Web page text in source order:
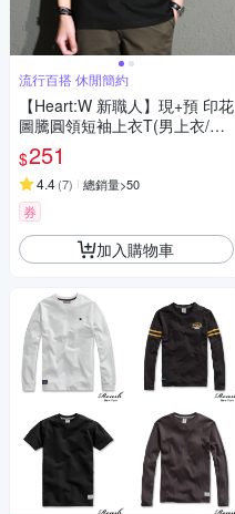
流行百搭 休閒簡約
【Heart:W 新職人】現+預 印花
圖騰圓領短袖上衣T(男上衣/休
閒/舒適/T恤)
$251
4.4(7) 總銷量>50
券
加入購物車